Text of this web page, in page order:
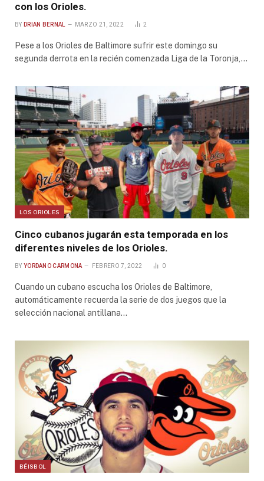
con los Orioles.
BY DRIAN BERNAL MARZO 21, 2022 2
Pese a los Orioles de Baltimore sufrir este domingo su
segunda derrota en la recién comenzada Liga de la Toronja,…
LOS ORIOLES
Cinco cubanos jugarán esta temporada en los
diferentes niveles de los Orioles.
BY YORDANO CARMONA FEBRERO 7, 2022 0
Cuando un cubano escucha los Orioles de Baltimore,
automáticamente recuerda la serie de dos juegos que la
selección nacional antillana…
BÉISBOL